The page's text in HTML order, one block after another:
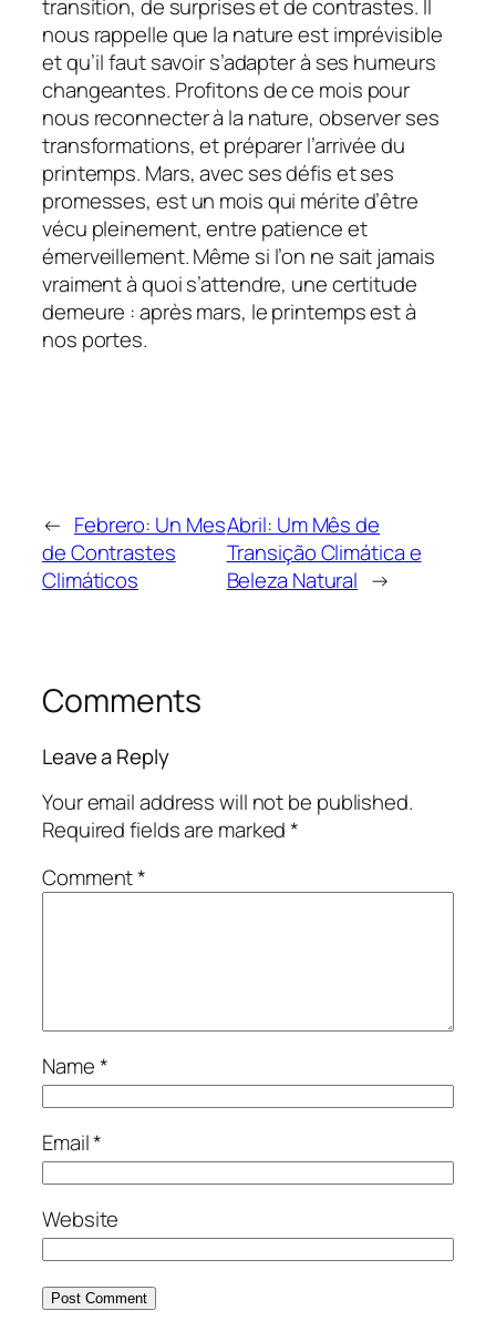
transition, de surprises et de contrastes. Il
nous rappelle que la nature est imprévisible
et qu’il faut savoir s’adapter à ses humeurs
changeantes. Profitons de ce mois pour
nous reconnecter à la nature, observer ses
transformations, et préparer l’arrivée du
printemps. Mars, avec ses défis et ses
promesses, est un mois qui mérite d’être
vécu pleinement, entre patience et
émerveillement. Même si l’on ne sait jamais
vraiment à quoi s’attendre, une certitude
demeure : après mars, le printemps est à
nos portes.
← Febrero: Un Mes
de Contrastes
Climáticos
Abril: Um Mês de
Transição Climática e
Beleza Natural →
Comments
Leave a Reply
Your email address will not be published.
Required fields are marked*
Comment*
Name*
Email*
Website